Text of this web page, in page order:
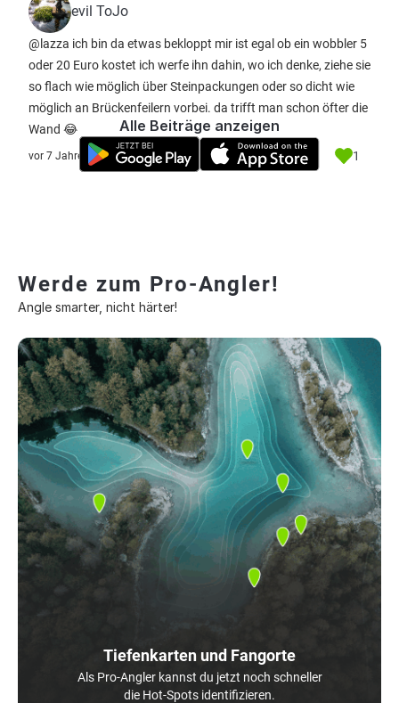
evil ToJo
@lazza ich bin da etwas bekloppt mir ist egal ob ein wobbler 5
oder 20 Euro kostet ich werfe ihn dahin, wo ich denke, ziehe sie
so flach wie möglich über Steinpackungen oder so dicht wie
möglich an Brückenfeilern vorbei. da trifft man schon öfter die
Wand 😂
vor 7 Jahre 1
Alle Beiträge anzeigen
Werde zum Pro-Angler!
Angle smarter, nicht härter!
Tiefenkarten und Fangorte
Als Pro-Angler kannst du jetzt noch schneller
die Hot-Spots identifizieren.